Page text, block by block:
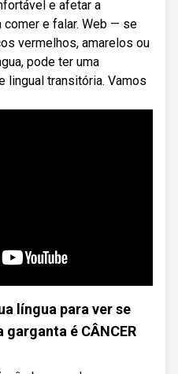
e afetar a
e falar. Web — se
vermelhos, amarelos ou
pode ter uma
lingual transitória. Vamos
língua para ver se
é CÂNCER